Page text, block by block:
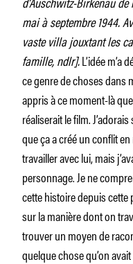
mai à septembre 1944.
vaste villa jouxtant les
famille, ndlr].L’idée m’a
ce genre de choses dans
appris à ce moment-là
réaliserait le film.
que ça a créé un conflit
travailler avec lui, mais
personnage. Je ne
cette histoire depuis
sur la manière dont on
trouver un moyen de
quelque chose qu’on